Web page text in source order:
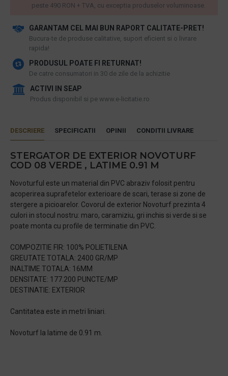
GARANTAM CEL MAI BUN RAPORT CALITATE-PRET!
​Bucura-te de produse calitative, suport eficient si o livrare
rapida!
PRODUSUL POATE FI RETURNAT!
De catre consumatori in 30 de zile de la achizitie
ACTIVI IN SEAP
Produs disponibil si pe www.e-licitatie.ro
peste 490 RON + TVA, cu exceptia produselor voluminoase.
DESCRIERE SPECIFICATII OPINII CONDITII LIVRARE
STERGATOR DE EXTERIOR NOVOTURF
COD 08 VERDE , LATIME 0.91 M
Novoturful este un material din PVC abraziv folosit pentru
acoperirea suprafetelor exterioare de scari, terase si zone de
stergere a picioarelor. Covorul de exterior Novoturf prezinta 4
culori in stocul nostru: maro, caramiziu, gri inchis si verde si se
poate monta cu profile de terminatie din PVC.
COMPOZITIE FIR: 100% POLIETILENA
GREUTATE TOTALA: 2400 GR/MP
INALTIME TOTALA: 16MM
DENSITATE: 177.200 PUNCTE/MP
DESTINATIE: EXTERIOR
Cantitatea este in metri liniari.
Novoturf la latime de 0.91 m.